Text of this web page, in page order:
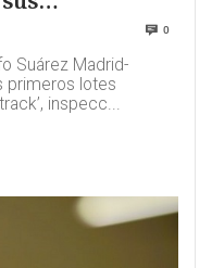
0
Suárez Madrid-
primeros lotes
inspecc...